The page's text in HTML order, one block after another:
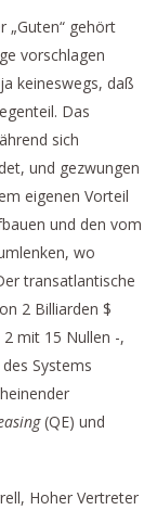
„Guten“ gehört
vorschlagen
keineswegs, daß
Das
sich
und gezwungen
eigenen Vorteil
und den vom
wo
transatlantische
2 Billiarden $
mit 15 Nullen -,
Systems
(QE) und
Hoher Vertreter